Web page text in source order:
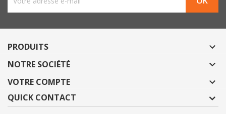
PRODUITS 
NOTRE SOCIÉTÉ 
VOTRE COMPTE 
QUICK CONTACT